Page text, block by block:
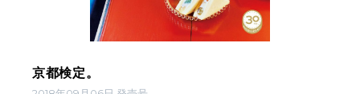
京都検定。